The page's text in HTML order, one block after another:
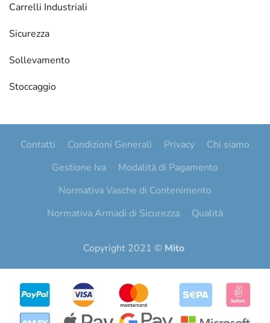
Carrelli Industriali
Sicurezza
Sollevamento
Stoccaggio
Contatti Condizioni Generali Privacy
Chi siamo
Gestione Iva
Modalità di Pagamento
Normativa Vasche di Contenimento
Normativa Armadi di Sicurezza
Qualità
Copyright 2021 © Mito